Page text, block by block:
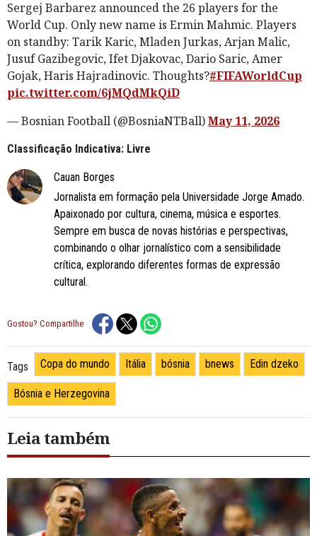
Sergej Barbarez announced the 26 players for the
World Cup. Only new name is Ermin Mahmic. Players
on standby: Tarik Karic, Mladen Jurkas, Arjan Malic,
Jusuf Gazibegovic, Ifet Djakovac, Dario Saric, Amer
Gojak, Haris Hajradinovic. Thoughts?#FIFAWorldCup
pic.twitter.com/6jMQdMkQiD
— Bosnian Football (@BosniaNTBall)May 11, 2026
Classificação Indicativa: Livre
Cauan Borges
Jornalista em formação pela Universidade Jorge Amado.
Apaixonado por cultura, cinema, música e esportes.
Sempre em busca de novas histórias e perspectivas,
combinando o olhar jornalístico com a sensibilidade
crítica, explorando diferentes formas de expressão
cultural.
Gostou? Compartilhe
Tags Copa do mundo Itália bósnia bnews Edin dzeko
Bósnia e Herzegovina
Leia também